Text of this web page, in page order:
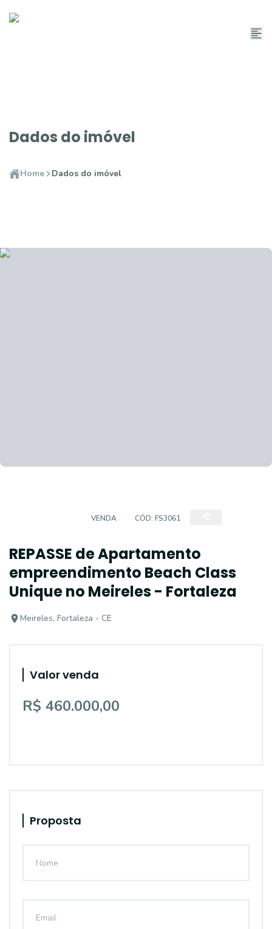
Dados do imóvel
Home Dados do imóvel
VENDA CÓD: FS3061
REPASSE de Apartamento
empreendimento Beach Class
Unique no Meireles - Fortaleza
Meireles, Fortaleza - CE
Valor venda
R$ 460.000,00
Proposta